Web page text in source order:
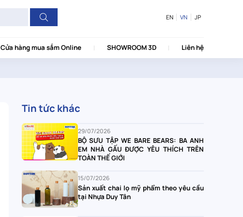
EN VN JP
Cửa hàng mua sắm Online SHOWROOM 3D Liên hệ
Tin tức khác
29/07/2026
BỘ SƯU TẬP WE BARE BEARS: BA ANH
EM NHÀ GẤU ĐƯỢC YÊU THÍCH TRÊN
TOÀN THẾ GIỚI
15/07/2026
Sản xuất chai lọ mỹ phẩm theo yêu cầu
tại Nhựa Duy Tân